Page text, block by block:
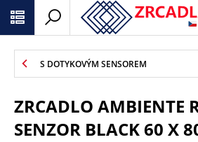
S DOTYKOVÝM SENSOREM
ZRCADLO AMBIENTE
SENZOR BLACK 60 X